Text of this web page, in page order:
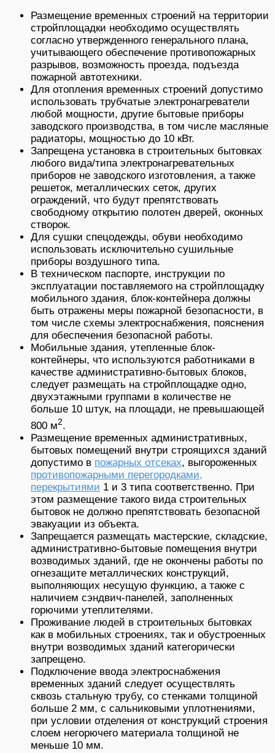
Размещение временных строений на территории
стройплощадки необходимо осуществлять
согласно утвержденного генерального плана,
учитывающего обеспечение противопожарных
разрывов, возможность проезда, подъезда
пожарной автотехники.
Для отопления временных строений допустимо
использовать трубчатые электронагреватели
любой мощности, другие бытовые приборы
заводского производства, в том числе масляные
радиаторы, мощностью до 10 кВт.
Запрещена установка в строительных бытовках
любого вида/типа электронагревательных
приборов не заводского изготовления, а также
решеток, металлических сеток, других
ограждений, что будут препятствовать
свободному открытию полотен дверей, оконных
створок.
Для сушки спецодежды, обуви необходимо
использовать исключительно сушильные
приборы воздушного типа.
В техническом паспорте, инструкции по
эксплуатации поставляемого на стройплощадку
мобильного здания, блок-контейнера должны
быть отражены меры пожарной безопасности, в
том числе схемы электроснабжения, пояснения
для обеспечения безопасной работы.
Мобильные здания, утепленные блок-
контейнеры, что используются работниками в
качестве административно-бытовых блоков,
следует размещать на стройплощадке одно,
двухэтажными группами в количестве не
больше 10 штук, на площади, не превышающей
800 м2.
Размещение временных административных,
бытовых помещений внутри строящихся зданий
допустимо в пожарных отсеках, выгороженных
противопожарными перегородками,
перекрытиями 1 и 3 типа соответственно. При
этом размещение такого вида строительных
бытовок не должно препятствовать безопасной
эвакуации из объекта.
Запрещается размещать мастерские, складские,
административно-бытовые помещения внутри
возводимых зданий, где не окончены работы по
огнезащите металлических конструкций,
выполняющих несущую функцию, а также с
наличием сэндвич-панелей, заполненных
горючими утеплителями.
Проживание людей в строительных бытовках
как в мобильных строениях, так и обустроенных
внутри возводимых зданий категорически
запрещено.
Подключение ввода электроснабжения
временных зданий следует осуществлять
сквозь стальную трубу, со стенками толщиной
больше 2 мм, с сальниковыми уплотнениями,
при условии отделения от конструкций строения
слоем негорючего материала толщиной не
меньше 10 мм.